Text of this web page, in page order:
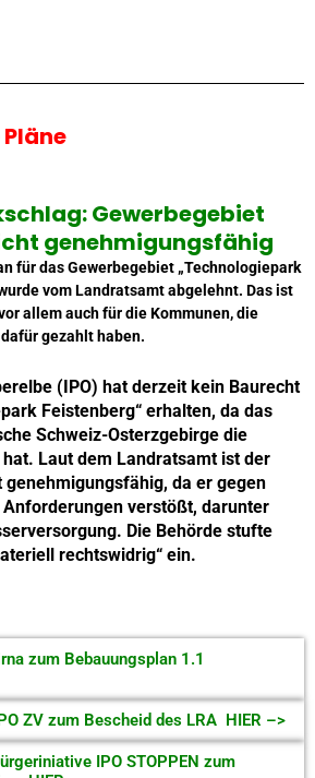
Gewerbegebiet
genehmigungsfähig
für das Gewerbegebiet „Technologiepark
vom Landratsamt abgelehnt. Das ist
allem auch für die Kommunen, die
gezahlt haben.
(IPO) hat derzeit kein Baurecht
Feistenberg“ erhalten, da das
Schweiz-Osterzgebirge die
Laut dem Landratsamt ist der
genehmigungsfähig, da er gegen
verstößt, darunter
Die Behörde stufte
rechtswidrig“ ein.
zum Bebauungsplan 1.1
ZV zum Bescheid des LRA HIER –>
IPO STOPPEN zum